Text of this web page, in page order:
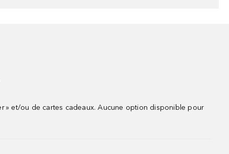
» et/ou de cartes cadeaux. Aucune option disponible pour